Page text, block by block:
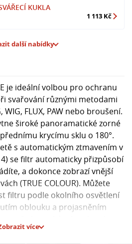
KUKLA
1 113 Kč
další nabídky
je ideální volbou pro ochranu
svařování různými metodami
WIG, FLUX, PAW nebo broušení.
široké panoramatické zorné
krycímu sklu o 180°.
s automatickým ztmavením v
4) se filtr automaticky přizpůsobí
a dokonce zobrazí vnější
(TRUE COLOUR). Můžete
filtru podle okolního osvětlení
oblouku a projasněním
skeletem, splňuje
více